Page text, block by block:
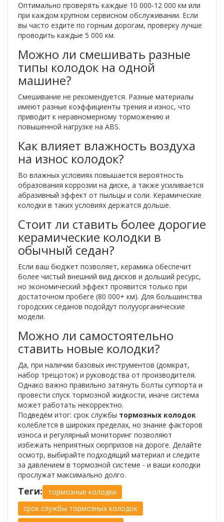
Оптимально проверять каждые 10 000‑12 000 км или
при каждом крупном сервисном обслуживании. Если
вы часто ездите по горным дорогам, проверку лучше
проводить каждые 5 000 км.
Можно ли смешивать разные
типы колодок на одной
машине?
Смешивание не рекомендуется. Разные материалы
имеют разные коэффициенты трения и износ, что
приводит к неравномерному торможению и
повышенной нагрузке на ABS.
Как влияет влажность воздуха
на износ колодок?
Во влажных условиях повышается вероятность
образования коррозии на диске, а также усиливается
абразивный эффект от пыльцы и соли. Керамические
колодки в таких условиях держатся дольше.
Стоит ли ставить более дорогие
керамические колодки в
обычный седан?
Если ваш бюджет позволяет, керамика обеспечит
более чистый внешний вид дисков и дольший ресурс,
но экономический эффект проявится только при
достаточном пробеге (80 000+ км). Для большинства
городских седанов подойдут полууорганические
модели.
Можно ли самостоятельно
ставить новые колодки?
Да, при наличии базовых инструментов (домкрат,
набор трещоток) и руководства от производителя.
Однако важно правильно затянуть болты суппорта и
провести спуск тормозной жидкости, иначе система
может работать некорректно.
Подведём итог: срок службы тормозных колодок
колеблется в широких пределах, но знание факторов
износа и регулярный мониторинг позволяют
избежать неприятных сюрпризов на дороге. Делайте
осмотр, выбирайте подходящий материал и следите
за давлением в тормозной системе - и ваши колодки
прослужат максимально долго.
Теги:
тормозные колодки
срок службы тормозных колодок